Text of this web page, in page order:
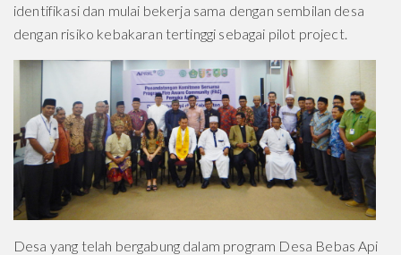
identifikasi dan mulai bekerja sama dengan sembilan desa
dengan risiko kebakaran tertinggi sebagai pilot project.
Desa yang telah bergabung dalam program Desa Bebas Api